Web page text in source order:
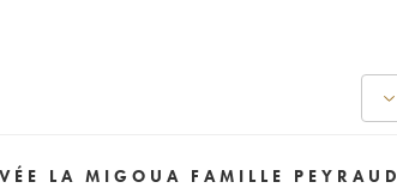
LA MIGOUA FAMILLE PEYRAUD